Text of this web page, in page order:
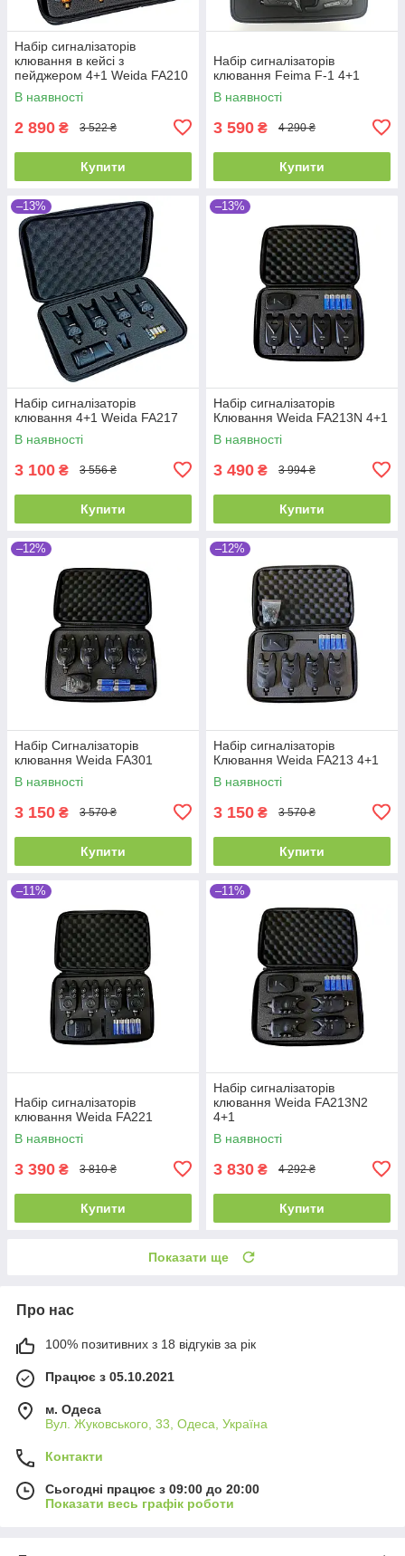
Набір сигналізаторів
клювання в кейсі з
пейджером 4+1 Weida FA210
В наявності
2 890 ₴ 3 522 ₴
Купити
Набір сигналізаторів
клювання Feima F-1 4+1
В наявності
3 590 ₴ 4 290 ₴
Купити
–13%
Набір сигналізаторів
клювання 4+1 Weida FA217
В наявності
3 100 ₴ 3 556 ₴
Купити
–13%
Набір сигналізаторів
Клювання Weida FA213N 4+1
В наявності
3 490 ₴ 3 994 ₴
Купити
–12%
Набір Сигналізаторів
клювання Weida FA301
В наявності
3 150 ₴ 3 570 ₴
Купити
–12%
Набір сигналізаторів
Клювання Weida FA213 4+1
В наявності
3 150 ₴ 3 570 ₴
Купити
–11%
Набір сигналізаторів
клювання Weida FA221
В наявності
3 390 ₴ 3 810 ₴
Купити
–11%
Набір сигналізаторів
клювання Weida FA213N2
4+1
В наявності
3 830 ₴ 4 292 ₴
Купити
Показати ще
Про нас
100% позитивних з 18 відгуків за рік
Працює з 05.10.2021
м. Одеса
Вул. Жуковського, 33, Одеса, Україна
Контакти
Сьогодні працює з 09:00 до 20:00
Показати весь графік роботи